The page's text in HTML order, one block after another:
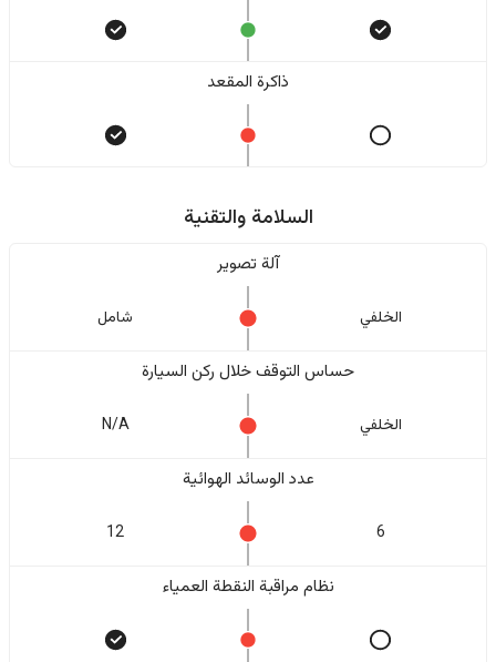
ذاكرة المقعد
السلامة والتقنية
آلة تصوير
الخلفي شامل
حساس التوقف خلال ركن السيارة
الخلفي N/A
عدد الوسائد الهوائية
6
12
نظام مراقبة النقطة العمياء